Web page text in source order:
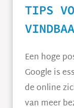
TIPS
Een hoge
Google is
de online
van meer